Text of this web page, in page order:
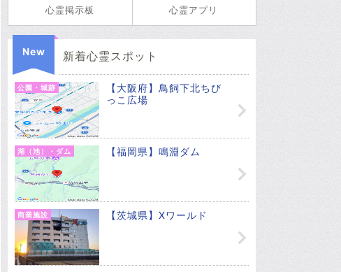
心霊掲示板 心霊アプリ
New 新着心霊スポット
公園・城跡
【大阪府】鳥飼下北ちび
っこ広場
湖（池）・ダム 【福岡県】鳴淵ダム
商業施設 【茨城県】Xワールド